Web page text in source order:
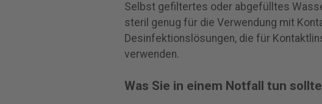
Selbst gefiltertes oder abgefülltes
steril genug für die Verwendung mit
Desinfektionslösungen, die für
verwenden.
Was Sie in einem Notfall tun